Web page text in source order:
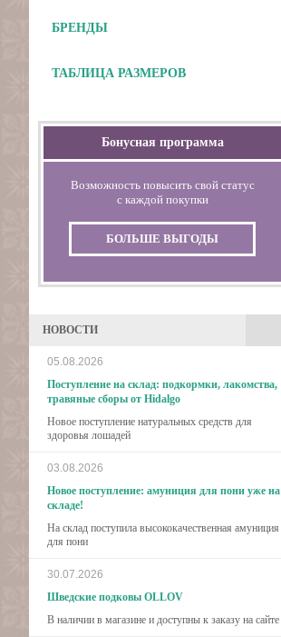
БРЕНДЫ
ТАБЛИЦА РАЗМЕРОВ
Бонусная программа
Возможность повысить свой статус
с каждой покупки
БОЛЬШЕ ВЫГОДЫ
НОВОСТИ
05.08.2026
Поступление на склад: подкормки, лакомства,
травяные сборы от Hidalgo
Новое поступление натуральных средств для
здоровья лошадей
03.08.2026
Новое поступление: амуниция для пони уже на
складе!
На склад поступила высококачественная амуниция
для пони
30.07.2026
Шведские подковы OLLOV
В наличии в магазине и доступны к заказу на сайте